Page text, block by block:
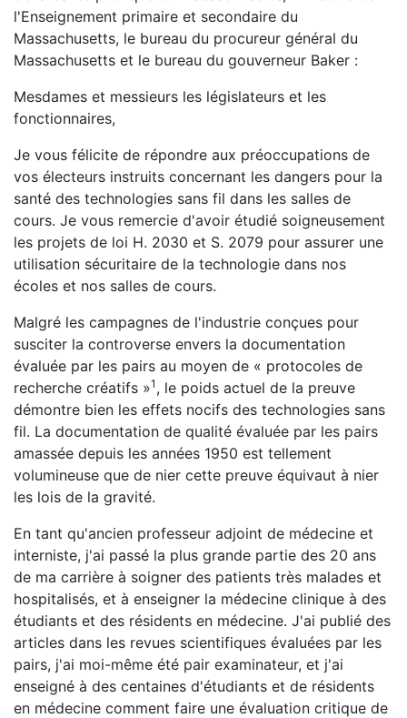
l'Enseignement primaire et secondaire du
Massachusetts, le bureau du procureur général du
Massachusetts et le bureau du gouverneur Baker :
Mesdames et messieurs les législateurs et les
fonctionnaires,
Je vous félicite de répondre aux préoccupations de
vos électeurs instruits concernant les dangers pour la
santé des technologies sans fil dans les salles de
cours. Je vous remercie d'avoir étudié soigneusement
les projets de loi H. 2030 et S. 2079 pour assurer une
utilisation sécuritaire de la technologie dans nos
écoles et nos salles de cours.
Malgré les campagnes de l'industrie conçues pour
susciter la controverse envers la documentation
évaluée par les pairs au moyen de « protocoles de
recherche créatifs »1 , le poids actuel de la preuve
démontre bien les effets nocifs des technologies sans
fil. La documentation de qualité évaluée par les pairs
amassée depuis les années 1950 est tellement
volumineuse que de nier cette preuve équivaut à nier
les lois de la gravité.
En tant qu'ancien professeur adjoint de médecine et
interniste, j'ai passé la plus grande partie des 20 ans
de ma carrière à soigner des patients très malades et
hospitalisés, et à enseigner la médecine clinique à des
étudiants et des résidents en médecine. J'ai publié des
articles dans les revues scientifiques évaluées par les
pairs, j'ai moi-même été pair examinateur, et j'ai
enseigné à des centaines d'étudiants et de résidents
en médecine comment faire une évaluation critique de